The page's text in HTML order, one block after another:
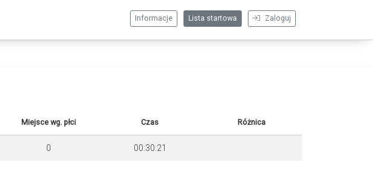
Zaloguj
Lista startowa
Informacje
Miejsce wg. płci Czas Różnica
0 00:30:21